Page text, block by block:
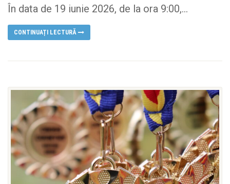
În data de 19 iunie 2026, de la ora 9:00,...
CONTINUAȚI LECTURĂ